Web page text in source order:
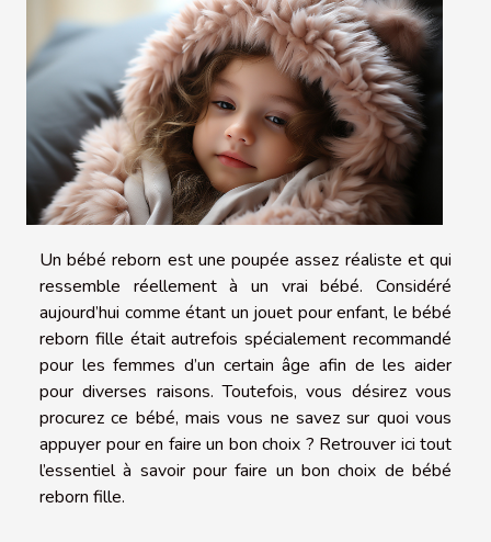
Un bébé reborn est une poupée assez réaliste et qui
ressemble réellement à un vrai bébé. Considéré
aujourd’hui comme étant un jouet pour enfant, le bébé
reborn fille était autrefois spécialement recommandé
pour les femmes d’un certain âge afin de les aider
pour diverses raisons. Toutefois, vous désirez vous
procurez ce bébé, mais vous ne savez sur quoi vous
appuyer pour en faire un bon choix ? Retrouver ici tout
l’essentiel à savoir pour faire un bon choix de bébé
reborn fille.